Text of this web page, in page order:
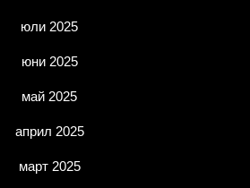
юли 2025
юни 2025
май 2025
април 2025
март 2025